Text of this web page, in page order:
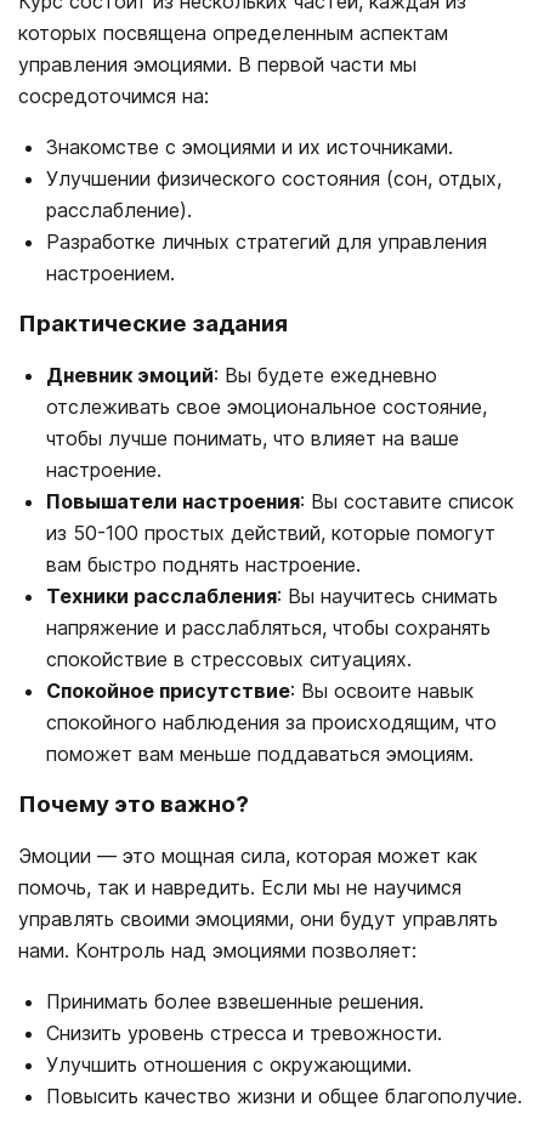
которых посвящена определенным аспектам
управления эмоциями. В первой части мы
сосредоточимся на:
Знакомстве с эмоциями и их источниками.
Улучшении физического состояния (сон, отдых,
расслабление).
Разработке личных стратегий для управления
настроением.
Практические задания
Дневник эмоций: Вы будете ежедневно
отслеживать свое эмоциональное состояние,
чтобы лучше понимать, что влияет на ваше
настроение.
Повышатели настроения: Вы составите список
из 50-100 простых действий, которые помогут
вам быстро поднять настроение.
Техники расслабления: Вы научитесь снимать
напряжение и расслабляться, чтобы сохранять
спокойствие в стрессовых ситуациях.
Спокойное присутствие: Вы освоите навык
спокойного наблюдения за происходящим, что
поможет вам меньше поддаваться эмоциям.
Почему это важно?
Эмоции — это мощная сила, которая может как
помочь, так и навредить. Если мы не научимся
управлять своими эмоциями, они будут управлять
нами. Контроль над эмоциями позволяет:
Принимать более взвешенные решения.
Снизить уровень стресса и тревожности.
Улучшить отношения с окружающими.
Повысить качество жизни и общее благополучие.